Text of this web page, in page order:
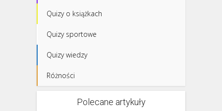
Quizy o książkach
Quizy sportowe
Quizy wiedzy
Różności
Polecane artykuły